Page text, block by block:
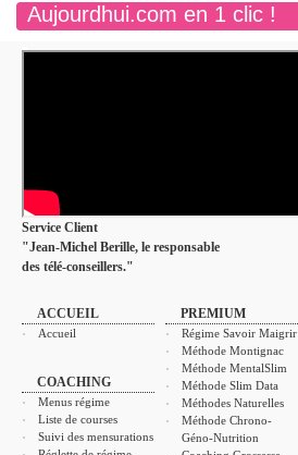
Aujourdhui.com en 1 clic !
Service Client
"Jean-Michel Berille, le responsable
des télé-conseillers."
ACCUEIL
Accueil
COACHING
Menus régime
Liste de courses
Suivi des mensurations
PREMIUM
Régime Savoir Maigrir
Méthode Montignac
Méthode MentalSlim
Méthode Slim Data
Méthodes Naturelles
Méthode Chrono-
Géno-Nutrition